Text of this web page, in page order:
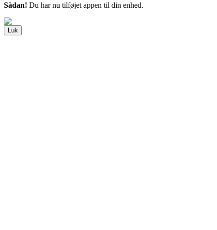
Sådan! Du har nu tilføjet appen til din enhed.
Luk